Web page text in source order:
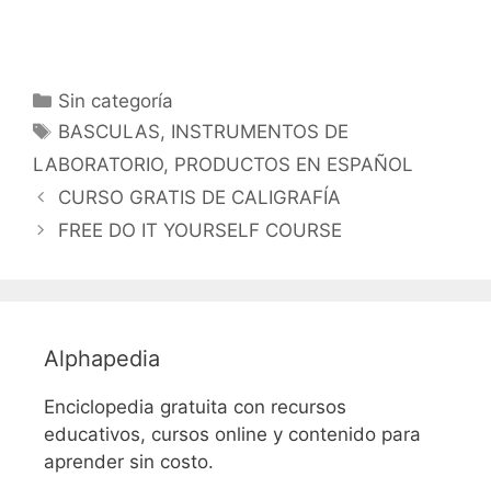
Categorías
Sin categoría
Etiquetas
BASCULAS, INSTRUMENTOS DE
LABORATORIO, PRODUCTOS EN ESPAÑOL
CURSO GRATIS DE CALIGRAFÍA
FREE DO IT YOURSELF COURSE
Alphapedia
Enciclopedia gratuita con recursos
educativos, cursos online y contenido para
aprender sin costo.